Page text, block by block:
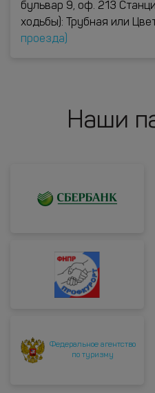
бульвар 9, оф. 213
ходьбы): Трубная или
проезда)
Наши
Федеральное агентство
по туризму